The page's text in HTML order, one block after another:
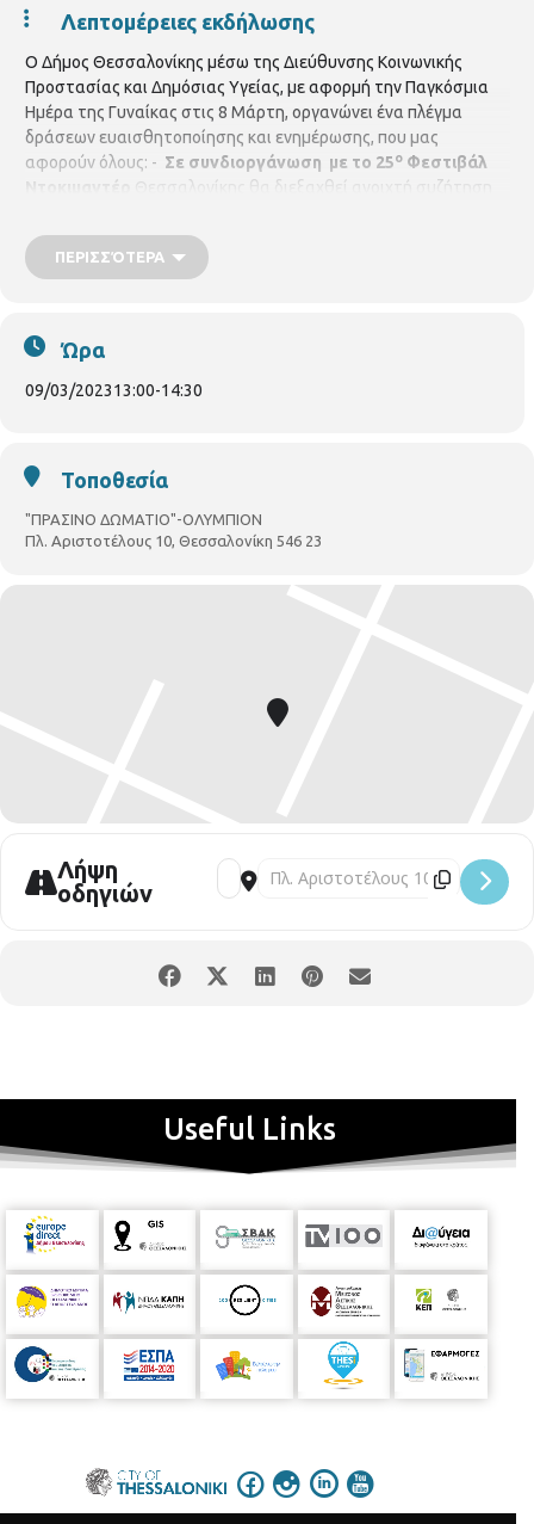
Λεπτομέρειες εκδήλωσης
Ο Δήμος Θεσσαλονίκης μέσω της Διεύθυνσης Κοινωνικής
Προστασίας και Δημόσιας Υγείας, με αφορμή την Παγκόσμια
Ημέρα της Γυναίκας στις 8 Μάρτη, οργανώνει ένα πλέγμα
δράσεων ευαισθητοποίησης και ενημέρωσης, που μας
αφορούν όλους: - Σε συνδιοργάνωση με το 25ο Φεστιβάλ
Ντοκιμαντέρ
Θεσσαλονίκης θα διεξαχθεί ανοιχτή συζήτηση
θα συμμετέχουν δημιουργοί που λαμβάνουν μέρος στο
φεστιβάλ με έργα που πραγματεύονται το κοινωνικό αυτό
ώρα 13.00, στον χώρο του καφέ "Πράσινο Δωμάτιο" στον
ημιώροφο του κτιρίου Ολύμπιον.
ΠΕΡΙΣΣΌΤΕΡΑ
Ώρα
09/03/202313:00-14:30
Τοποθεσία
"ΠΡΑΣΙΝΟ ΔΩΜΑΤΙΟ"-ΟΛΥΜΠΙΟΝ
Πλ. Αριστοτέλους 10, Θεσσαλονίκη 546 23
Λήψη
οδηγιών
Useful Links